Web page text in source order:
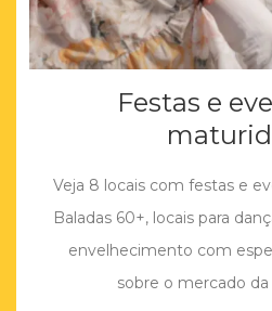
Festas e
Veja 8 locais com festas e
Baladas 60+, locais para
envelhecimento com
sobre o mercado